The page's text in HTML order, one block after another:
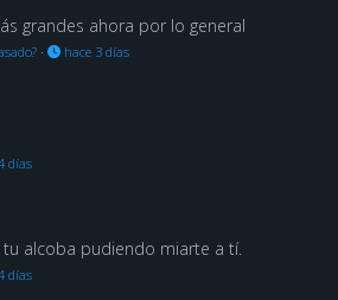
grandes ahora por lo general
· hace 3 días
días
tu alcoba pudiendo miarte a tí.
días